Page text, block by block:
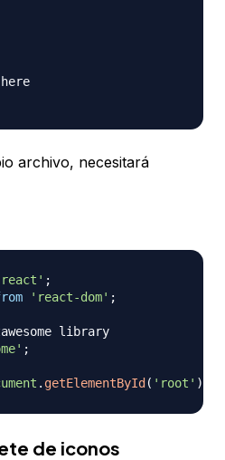
archivo, necesitará
;
'react-dom' ;
library
;
. getElementById ( 'root' )
de iconos